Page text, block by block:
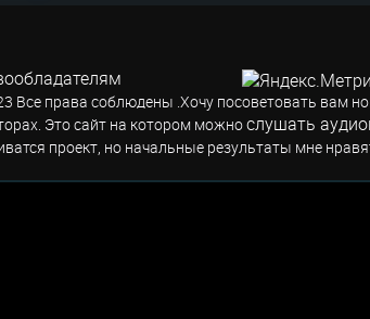
Все права соблюдены .Хочу посоветовать вам
Это сайт на котором можнослушать
проект, но начальные результаты мне